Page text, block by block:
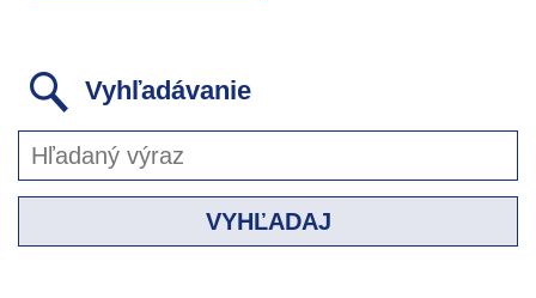
Vyhľadávanie
VYHĽADAJ